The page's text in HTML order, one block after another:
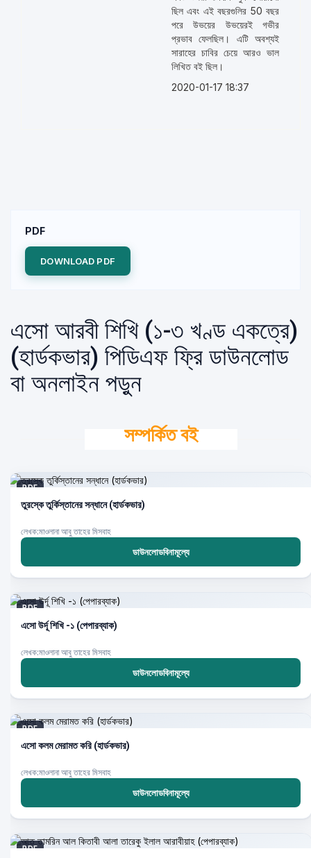
ছিল এবং এই বছরগুলির 50 বছর
পরে উভয়ের উভয়েরই গভীর
প্রভাব ফেলছিল। এটি অবশ্যই
সারাহের চাবির চেয়ে আরও ভাল
লিখিত বই ছিল।
2020-01-17 18:37
PDF
DOWNLOAD PDF
এসো আরবী শিখি (১-৩ খণ্ড একত্রে)
(হার্ডকভার) পিডিএফ ফ্রি ডাউনলোড
বা অনলাইন পড়ুন
সম্পর্কিত বই
PDF
তুরস্কে তুর্কিস্তানের সন্ধানে (হার্ডকভার)
লেখক:মাওলানা আবু তাহের মিসবাহ
ডাউনলোডবিনামূল্যে
PDF
এসো উর্দূ শিখি -১ (পেপারব্যাক)
লেখক:মাওলানা আবু তাহের মিসবাহ
ডাউনলোডবিনামূল্যে
PDF
এসো কলম মেরামত করি (হার্ডকভার)
লেখক:মাওলানা আবু তাহের মিসবাহ
ডাউনলোডবিনামূল্যে
PDF